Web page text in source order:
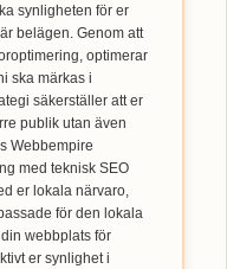
synligheten för er
belägen. Genom att
optimerar
ska märkas i
säkerställer att er
publik utan även
Webbempire
med teknisk SEO
er lokala närvaro,
för den lokala
webbplats för
er synlighet i